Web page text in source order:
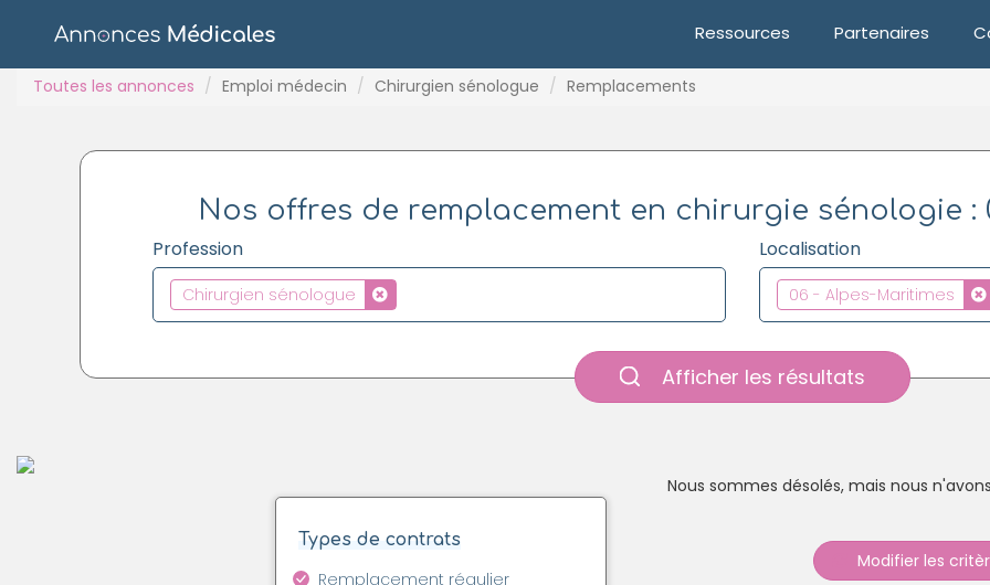
Ressources Partenaires
Toutes les annonces Emploi médecin Chirurgien sénologue Remplacements
Nos offres de remplacement en chirurgie sénologie :
Profession
Chirurgien sénologue
Localisation
06 - Alpes-Maritimes
Afficher les résultats
Types de contrats
Remplacement régulier
Nous sommes désolés, mais nous
Modifier les